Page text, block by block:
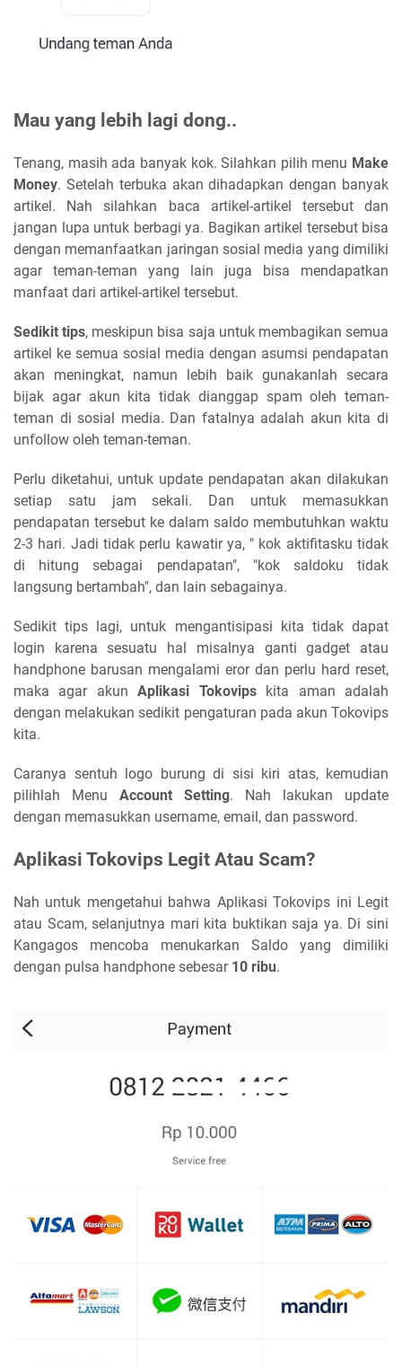
Mau yang lebih lagi dong..
Tenang, masih ada banyak kok. Silahkan pilih menu Make
Money. Setelah terbuka akan dihadapkan dengan banyak
artikel. Nah silahkan baca artikel-artikel tersebut dan
jangan lupa untuk berbagi ya. Bagikan artikel tersebut bisa
dengan memanfaatkan jaringan sosial media yang dimiliki
agar teman-teman yang lain juga bisa mendapatkan
manfaat dari artikel-artikel tersebut.
Sedikit tips, meskipun bisa saja untuk membagikan semua
artikel ke semua sosial media dengan asumsi pendapatan
akan meningkat, namun lebih baik gunakanlah secara
bijak agar akun kita tidak dianggap spam oleh teman-
teman di sosial media. Dan fatalnya adalah akun kita di
unfollow oleh teman-teman.
Perlu diketahui, untuk update pendapatan akan dilakukan
setiap satu jam sekali. Dan untuk memasukkan
pendapatan tersebut ke dalam saldo membutuhkan waktu
2-3 hari. Jadi tidak perlu kawatir ya, " kok aktifitasku tidak
di hitung sebagai pendapatan", "kok saldoku tidak
langsung bertambah", dan lain sebagainya.
Sedikit tips lagi, untuk mengantisipasi kita tidak dapat
login karena sesuatu hal misalnya ganti gadget atau
handphone barusan mengalami eror dan perlu hard reset,
maka agar akunAplikasi Tokovipskita aman adalah
dengan melakukan sedikit pengaturan pada akun Tokovips
kita.
Caranya sentuh logo burung di sisi kiri atas, kemudian
pilihlah Menu Account Setting. Nah lakukan update
dengan memasukkan username, email, dan password.
Aplikasi Tokovips Legit Atau Scam?
Nah untuk mengetahui bahwa Aplikasi Tokovips ini Legit
atau Scam, selanjutnya mari kita buktikan saja ya. Di sini
Kangagos mencoba menukarkan Saldo yang dimiliki
dengan pulsa handphone sebesar 10 ribu.